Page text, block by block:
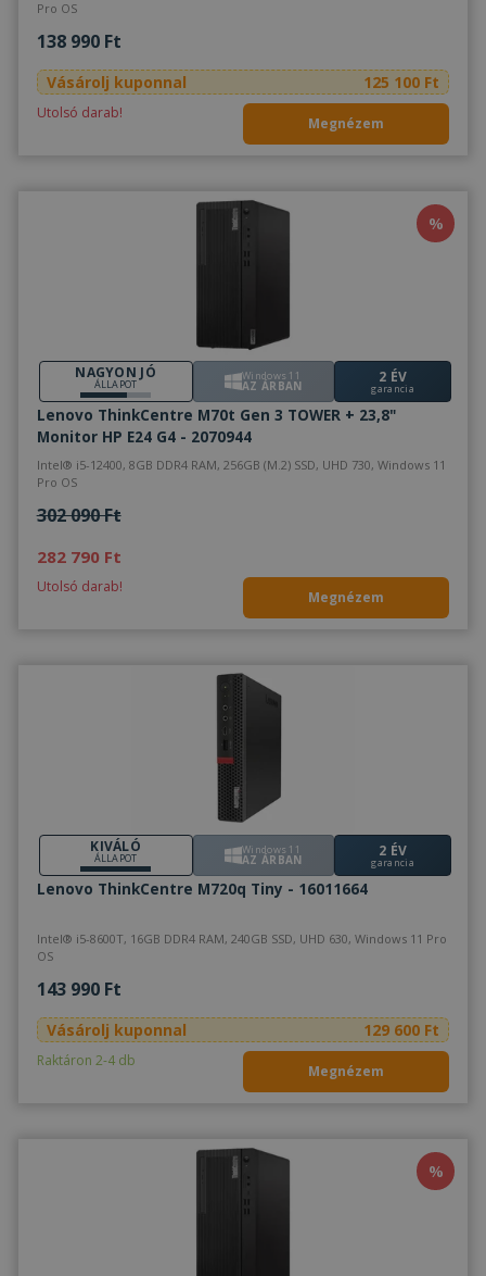
Pro OS
138 990 Ft
Vásárolj kuponnal 125 100 Ft
Utolsó darab!
Megnézem
%
NAGYON JÓ
ÁLLAPOT
Windows 11
AZ ÁRBAN 2 ÉV
garancia
Lenovo ThinkCentre M70t Gen 3 TOWER + 23,8"
Monitor HP E24 G4 - 2070944
Intel® i5-12400, 8GB DDR4 RAM, 256GB (M.2) SSD, UHD 730, Windows 11
Pro OS
302 090 Ft
282 790 Ft
Utolsó darab!
Megnézem
KIVÁLÓ
ÁLLAPOT
Windows 11
AZ ÁRBAN 2 ÉV
garancia
Lenovo ThinkCentre M720q Tiny - 16011664
Intel® i5-8600T, 16GB DDR4 RAM, 240GB SSD, UHD 630, Windows 11 Pro
OS
143 990 Ft
Vásárolj kuponnal 129 600 Ft
Raktáron 2-4 db
Megnézem
%